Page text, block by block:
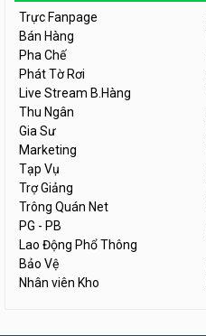
Trực Fanpage
Bán Hàng
Pha Chế
Phát Tờ Rơi
Live Stream B.Hàng
Thu Ngân
Gia Sư
Marketing
Tạp Vụ
Trợ Giảng
Trông Quán Net
PG - PB
Lao Động Phổ Thông
Bảo Vệ
Nhân viên Kho